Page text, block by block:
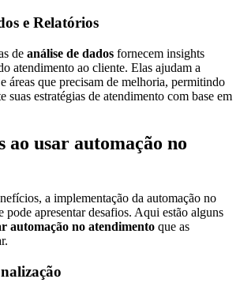
e Relatórios
de análise de dados fornecem insights
atendimento ao cliente. Elas ajudam a
áreas que precisam de melhoria, permitindo
suas estratégias de atendimento com base em
ao usar automação no
a implementação da automação no
pode apresentar desafios. Aqui estão alguns
automação no atendimento que as